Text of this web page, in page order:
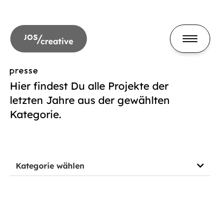
presse
Hier findest Du alle Projekte der
letzten Jahre aus der gewählten
Kategorie.
Kategorie wählen